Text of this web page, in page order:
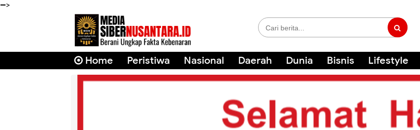
-->
Home Peristiwa Nasional Daerah Dunia Bisnis Lifestyle